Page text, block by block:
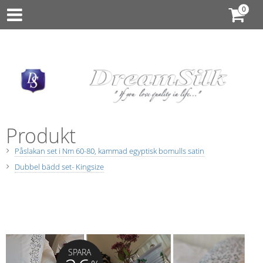
Produkt
Påslakan set i Nm 60-80, kammad egyptisk bomulls satin
Dubbel bädd set- Kingsize
SPARA